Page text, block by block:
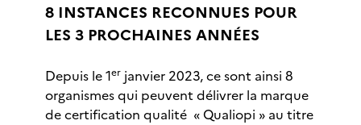
8 INSTANCES RECONNUES POUR
LES 3 PROCHAINES ANNÉES
Depuis le 1er janvier 2023, ce sont ainsi 8
organismes qui peuvent délivrer la marque
de certification qualité « Qualiopi » au titre